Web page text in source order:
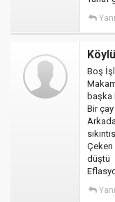
Boş
başka
Bir
Çeken
düştü